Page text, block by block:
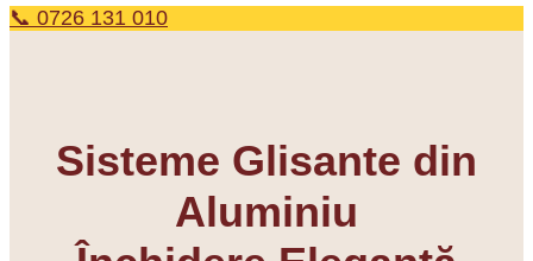
📞 0726 131 010
Sisteme Glisante din
Aluminiu